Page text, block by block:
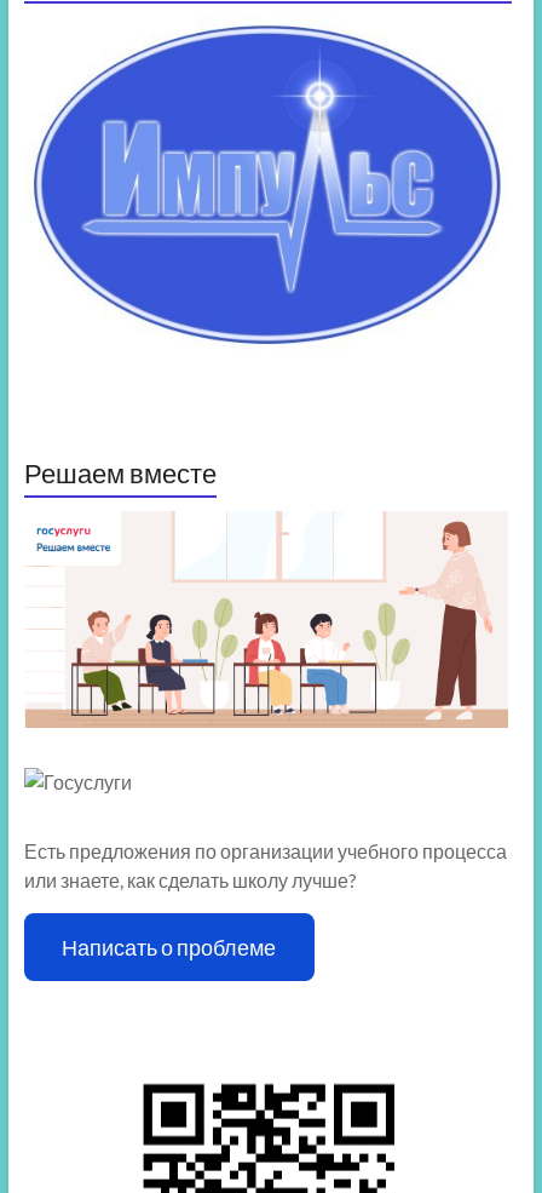
Решаем вместе
Есть предложения по организации учебного процесса
или знаете, как сделать школу лучше?
Написать о проблеме